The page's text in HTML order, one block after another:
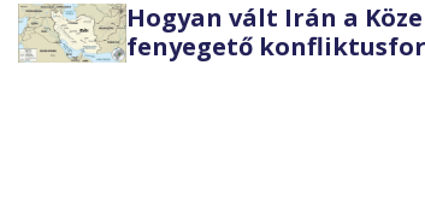
Hogyan vált Irán a
fenyegető